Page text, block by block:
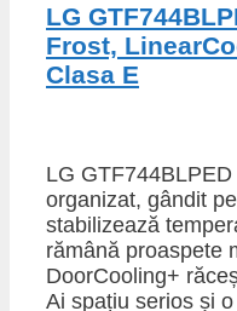
LG
Frost,
Clasa E
LG
organizat, gândit
stabilizează
rămână proaspete
DoorCooling+
Ai spațiu serios și